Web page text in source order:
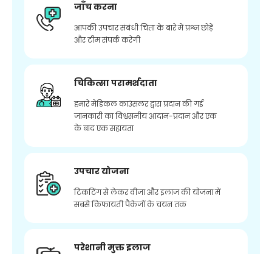
जाँच करना
आपकी उपचार संबंधी चिंता के बारे में प्रश्न छोड़ें
और टीम संपर्क करेगी
चिकित्सा परामर्शदाता
हमारे मेडिकल काउंसलर द्वारा प्रदान की गई
जानकारी का विश्वसनीय आदान-प्रदान और एक
के बाद एक सहायता
उपचार योजना
टिकटिंग से लेकर वीजा और इलाज की योजना में
सबसे किफायती पैकेजों के चयन तक
परेशानी मुक्त इलाज